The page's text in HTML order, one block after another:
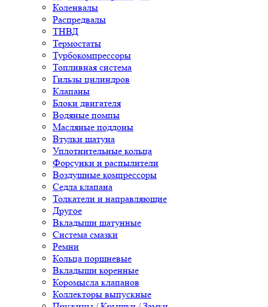
Коленвалы
Распредвалы
ТНВД
Термостаты
Турбокомпрессоры
Топливная система
Гильзы цилиндров
Клапаны
Блоки двигателя
Водяные помпы
Масляные поддоны
Втулки шатуна
Уплотнительные кольца
Форсунки и распылители
Воздушные компрессоры
Седла клапана
Толкатели и направляющие
Другое
Вкладыши шатунные
Система смазки
Ремни
Кольца поршневые
Вкладыши коренные
Коромысла клапанов
Коллекторы выпускные